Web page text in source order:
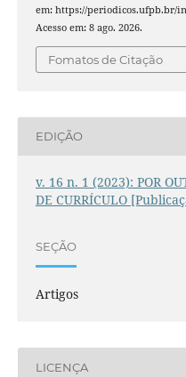
em: https://periodicos.ufpb.br/
Acesso em: 8 ago. 2026.
Fomatos de Citação
EDIÇÃO
v. 16 n. 1 (2023): POR
DE CURRÍCULO
SEÇÃO
Artigos
LICENÇA